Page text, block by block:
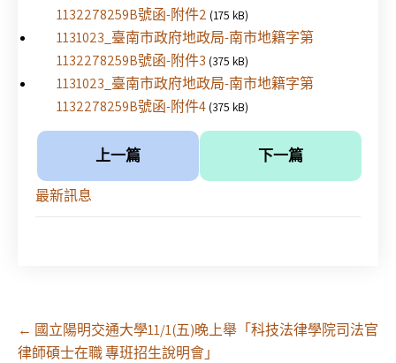
1132278259B號函-附件2 (175 kB)
1131023_臺南市政府地政局-南市地籍字第
1132278259B號函-附件3 (375 kB)
1131023_臺南市政府地政局-南市地籍字第
1132278259B號函-附件4 (375 kB)
上一篇 下一篇
最新訊息
Post
navigation
← 國立陽明交通大學11/1(五)晚上舉「科技法律學院司法官
律師碩士在職 專班招生說明會」